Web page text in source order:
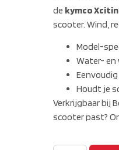
de kymco
scooter. Wind,
Model-
Water- en
Houdt je
Verkrijgbaar bij
scooter past?